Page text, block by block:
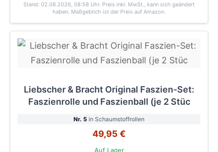
Stand: 02.08.2026, 08:58 Uhr. Preis inkl. MwSt., kann sich geändert
haben. Maßgeblich ist der Preis auf Amazon.
Liebscher & Bracht Original Faszien-Set:
Faszienrolle und Faszienball (je 2 Stüc
Nr. 5 in Schaumstoffrollen
49,95 €
Auf Lager